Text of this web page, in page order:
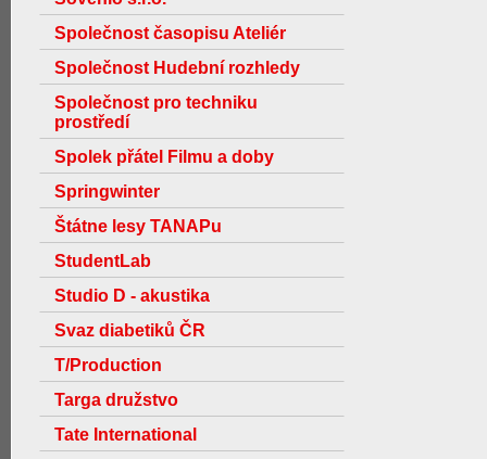
Společnost časopisu Ateliér
Společnost Hudební rozhledy
Společnost pro techniku
prostředí
Spolek přátel Filmu a doby
Springwinter
Štátne lesy TANAPu
StudentLab
Studio D - akustika
Svaz diabetiků ČR
T/Production
Targa družstvo
Tate International